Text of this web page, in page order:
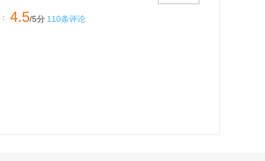
4.5/5分 110条评论